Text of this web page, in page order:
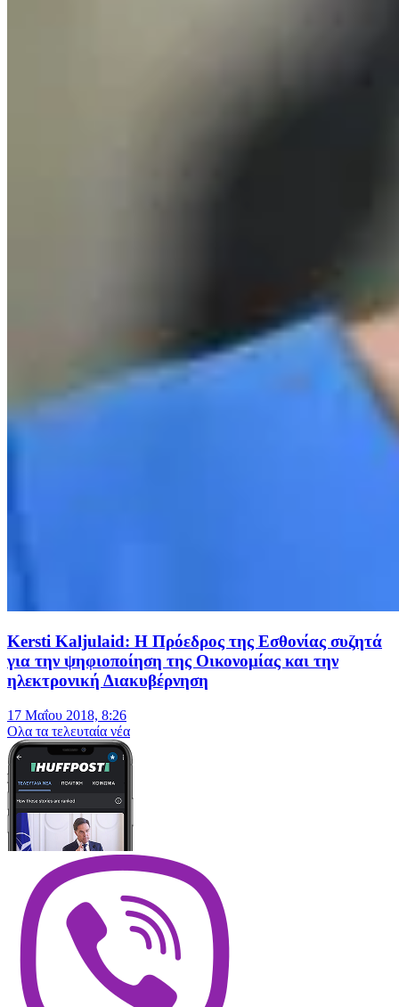
Kersti Kaljulaid: Η Πρόεδρος της Εσθονίας συζητά
για την ψηφιοποίηση της Οικονομίας και την
ηλεκτρονική Διακυβέρνηση
17 Μαΐου 2018, 8:26
Oλα τα τελευταία νέα